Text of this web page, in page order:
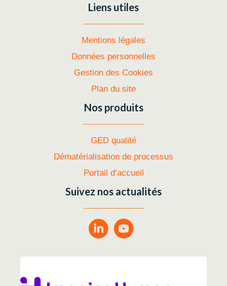
Liens utiles
Mentions légales
Données personnelles
Gestion des Cookies
Plan du site
Nos produits
GED qualité
Dématérialisation de processus
Portail d’accueil
Suivez nos actualités